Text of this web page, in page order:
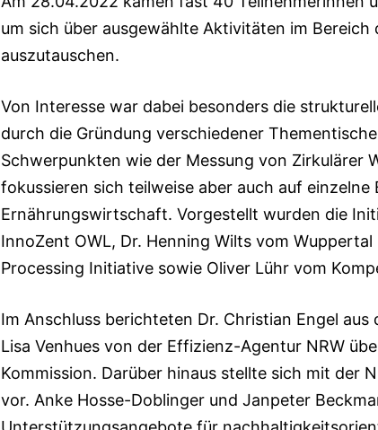
um sich über ausgewählte Aktivitäten im
auszutauschen.
Von Interesse war dabei besonders die
durch die Gründung verschiedener
Schwerpunkten wie der Messung von Zirkulärer
fokussieren sich teilweise aber auch auf
Ernährungswirtschaft. Vorgestellt wurden die
InnoZent OWL, Dr. Henning Wilts vom
Processing Initiative sowie Oliver Lühr vom
Im Anschluss berichteten Dr. Christian Engel
Lisa Venhues von der Effizienz-Agentur NRW
Kommission. Darüber hinaus stellte sich mit der
vor. Anke Hosse-Doblinger und Janpeter